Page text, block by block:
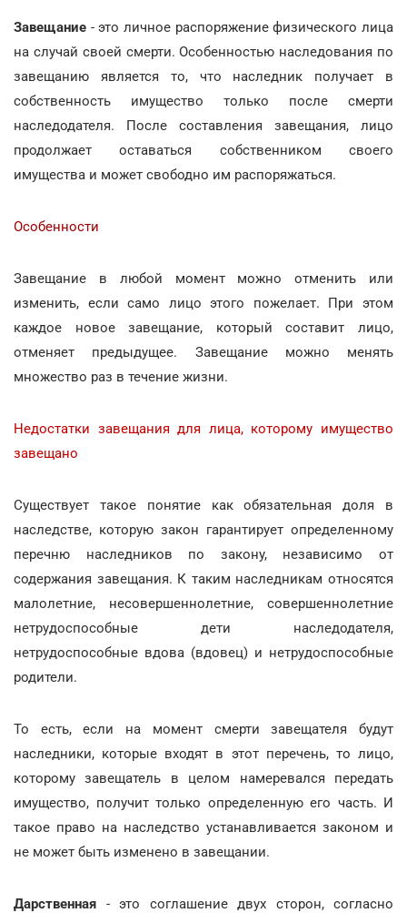
Завещание - это личное распоряжение физического лица
на случай своей смерти. Особенностью наследования по
завещанию является то, что наследник получает в
собственность имущество только после смерти
наследодателя. После составления завещания, лицо
продолжает оставаться собственником своего
имущества и может свободно им распоряжаться.
Особенности
Завещание в любой момент можно отменить или
изменить, если само лицо этого пожелает. При этом
каждое новое завещание, который составит лицо,
отменяет предыдущее. Завещание можно менять
множество раз в течение жизни.
Недостатки завещания для лица, которому имущество
завещано
Существует такое понятие как обязательная доля в
наследстве, которую закон гарантирует определенному
перечню наследников по закону, независимо от
содержания завещания. К таким наследникам относятся
малолетние, несовершеннолетние, совершеннолетние
нетрудоспособные дети наследодателя,
нетрудоспособные вдова (вдовец) и нетрудоспособные
родители.
То есть, если на момент смерти завещателя будут
наследники, которые входят в этот перечень, то лицо,
которому завещатель в целом намеревался передать
имущество, получит только определенную его часть. И
такое право на наследство устанавливается законом и
не может быть изменено в завещании.
Дарственная - это соглашение двух сторон, согласно